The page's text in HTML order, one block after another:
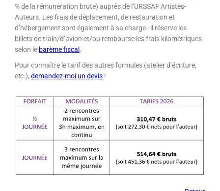
% de la rémunération brute) auprès de l’URSSAF Artistes-
Auteurs. Les frais de déplacement, de restauration et
d’hébergement sont également à sa charge : il réserve les
billets de train/d’avion et/ou rembourse les frais kilométriques
selon le barème fiscal.
Pour connaître le tarif des autres formules (atelier d’écriture,
etc.), demandez-moi un devis !